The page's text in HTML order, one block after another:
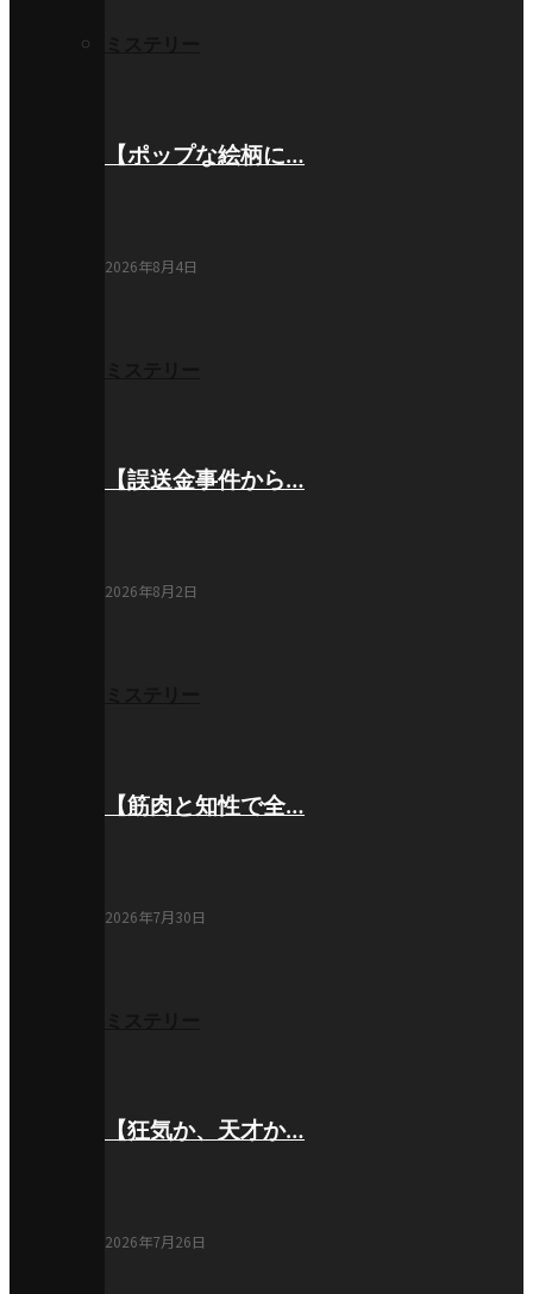
【ポップな絵柄に…
2026年8月4日
【誤送金事件から…
2026年8月2日
【筋肉と知性で全…
2026年7月30日
【狂気か、天才か…
2026年7月26日